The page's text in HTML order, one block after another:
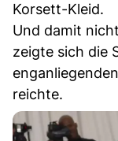
Korsett-Kleid.
Und damit
zeigte sich die
reichte.